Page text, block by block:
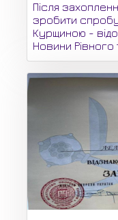
Після
зробити
Курщиною -
Новини Рівного